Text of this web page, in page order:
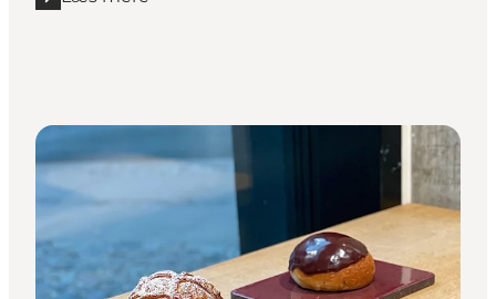
Læs mere "Cakenhagen"